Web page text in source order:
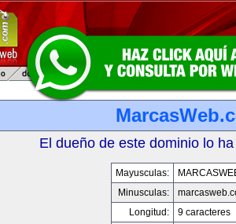
El dueño de este dominio lo
Mayusculas:
Minusculas:
Longitud:
9 caracteres